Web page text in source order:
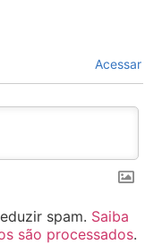
Acessar
spam. Saiba
são processados.